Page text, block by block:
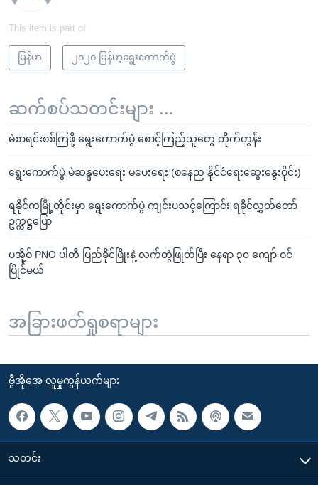
This item is part of
မြန်မာ ၂၀၂၀ မြန်မာ့ရွေးကောက်ပွဲ
ဆက်စပ်သတင်းများ ...
မဲစာရင်းစစ်ကြဖို့ ရွေးကောက်ပွဲ စောင့်ကြည့်သူတွေ တိုက်တွန်း
ရွေးကောက်ပွဲ မဲဆန္ဒပေးရေး မပေးရေး (စနေည နိုင်ငံရေးဆွေးနွေးဝိုင်း)
ရခိုင်ကမြို့တိုင်းမှာ ရွေးကောက်ပွဲ ကျင်းပသင့်ကြောင်း ရခိုင်လွှတ်တော်
ဥက္ကဋ္ဌပြော
ပအို့ဝ် PNO ပါတီ ပြည်ခိုင်ဖြိုးနဲ့ လက်တွဲဖြုတ်ပြီး နေရာ ၃၀ ကျော် ဝင်
ပြိုင်မယ်
အခြားဖတ်ရှုစရာများ
ဗွီအိုအေ လူမှုကွန်ယက်များ
သတင်း